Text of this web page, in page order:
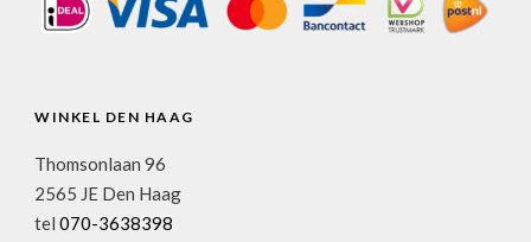
WINKEL DEN HAAG
Thomsonlaan 96
2565 JE Den Haag
tel 070-3638398